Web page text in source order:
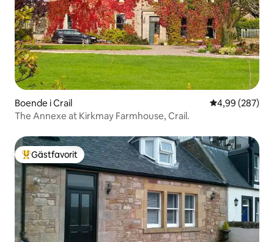
Boende i Crail 4,99 av 5 i
4,99 (287)
The Annexe at Kirkmay Farmhouse, Crail.
Populär gästfavorit
Gästfavorit